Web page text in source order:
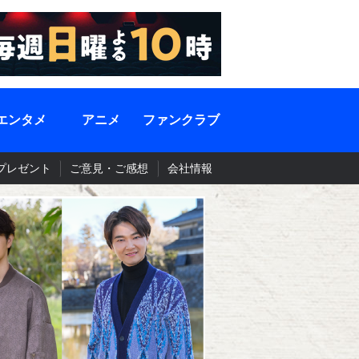
ンタメ アニメ ファンクラブ
レゼント ご意見・ご感想 会社情報